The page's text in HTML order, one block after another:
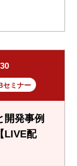
セミナー
開発事例
LIVE配